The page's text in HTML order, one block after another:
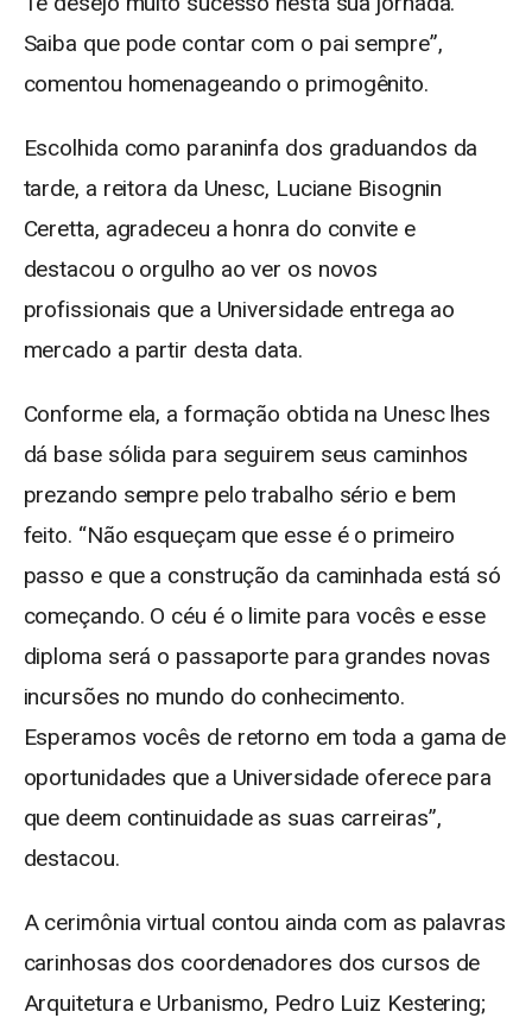
Saiba que pode contar com o pai sempre”,
comentou homenageando o primogênito.
Escolhida como paraninfa dos graduandos da
tarde, a reitora da Unesc, Luciane Bisognin
Ceretta, agradeceu a honra do convite e
destacou o orgulho ao ver os novos
profissionais que a Universidade entrega ao
mercado a partir desta data.
Conforme ela, a formação obtida na Unesc lhes
dá base sólida para seguirem seus caminhos
prezando sempre pelo trabalho sério e bem
feito. “Não esqueçam que esse é o primeiro
passo e que a construção da caminhada está só
começando. O céu é o limite para vocês e esse
diploma será o passaporte para grandes novas
incursões no mundo do conhecimento.
Esperamos vocês de retorno em toda a gama de
oportunidades que a Universidade oferece para
que deem continuidade as suas carreiras”,
destacou.
A cerimônia virtual contou ainda com as palavras
carinhosas dos coordenadores dos cursos de
Arquitetura e Urbanismo, Pedro Luiz Kestering;